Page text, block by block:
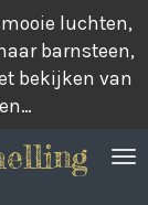
luchten,
barnsteen,
bekijken van